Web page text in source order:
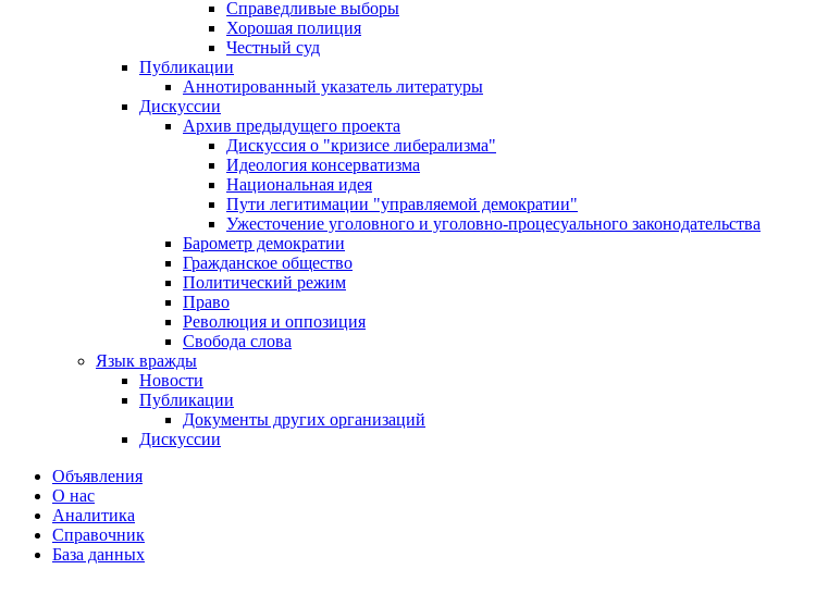
Справедливые выборы
Хорошая полиция
Честный суд
Публикации
Аннотированный указатель литературы
Дискуссии
Архив предыдущего проекта
Дискуссия о "кризисе либерализма"
Идеология консерватизма
Национальная идея
Пути легитимации "управляемой демократии"
Ужесточение уголовного и уголовно-процесуального законодательства
Барометр демократии
Гражданское общество
Политический режим
Право
Революция и оппозиция
Свобода слова
Язык вражды
Новости
Публикации
Документы других организаций
Дискуссии
Объявления
О нас
Аналитика
Справочник
База данных